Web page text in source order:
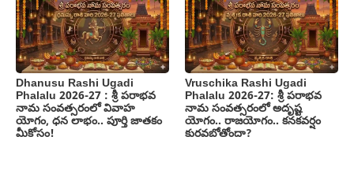
Dhanusu Rashi Ugadi
Phalalu 2026-27 : శ్రీ పరాభవ
నామ సంవత్సరంలో వివాహ
యోగం, ధన లాభం.. పూర్తి జాతకం
మీకోసం!
Vruschika Rashi Ugadi
Phalalu 2026-27: శ్రీ పరాభవ
నామ సంవత్సరంలో అదృష్ట
యోగం.. రాజయోగం.. కనకవర్షం
కురవబోతోందా?